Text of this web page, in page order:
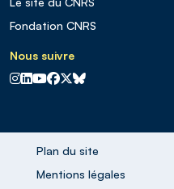
Fondation CNRS
Nous suivre
CNRS sur Instagram
CNRS sur Linkedin
CNRS sur Youtube
CNRS sur Facebook
CNRS sur X
CNRS sur Blus sky
Plan du site
Mentions légales